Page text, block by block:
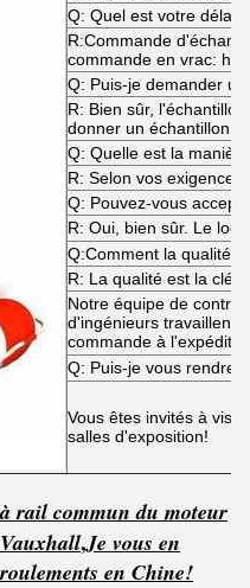
Q: Quel est votre délai
R:Commande
commande en vrac:
Q: Puis-je demander
R: Bien sûr,
donner un échantillon
Q: Quelle est la
R: Selon vos exigences.
Q: Pouvez-vous
R: Oui, bien sûr. Le
Q:Comment la qualité
R: La qualité est la clé!
Notre équipe de
d'ingénieurs travaillent
commande à
Q: Puis-je vous rendre
Vous êtes invités à
salles d'exposition!
rail commun du moteur
,Je vous en
en Chine!